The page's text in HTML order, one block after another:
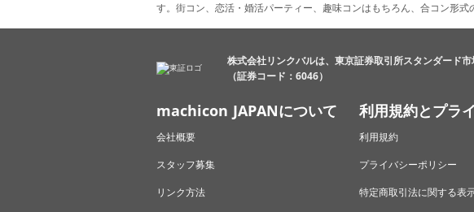
す。街コン、恋活・婚活パーティー、趣味コンはもちろん、合コン形
株式会社リンクバルは、東京証券取引所スタンダード市
（証券コード：6046）
machicon JAPANについて
会社概要
スタッフ募集
リンク方法
利用規約とプラ
利用規約
プライバシーポリシー
特定商取引法に関する表